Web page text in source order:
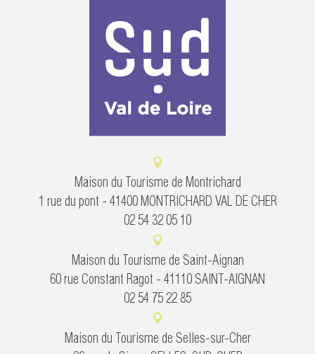
Maison du Tourisme de Montrichard
1 rue du pont - 41400 MONTRICHARD VAL DE CHER
02 54 32 05 10
Maison du Tourisme de Saint-Aignan
60 rue Constant Ragot - 41110 SAINT-AIGNAN
02 54 75 22 85
Maison du Tourisme de Selles-sur-Cher